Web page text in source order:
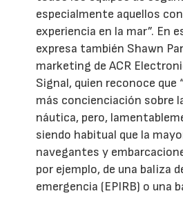
especialmente aquellos
experiencia en la mar”. En
expresa también Shawn
marketing de ACR
Signal, quien reconoce que
más concienciación sobre
náutica, pero,
siendo habitual que la
navegantes y
por ejemplo, de una baliza
emergencia (EPIRB) o una